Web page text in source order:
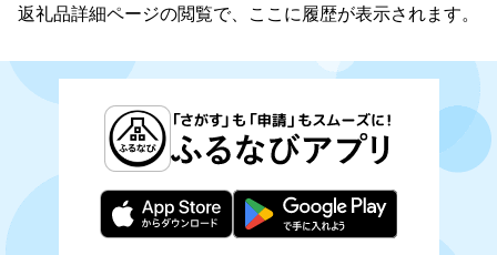
返礼品詳細ページの閲覧で、ここに履歴が表示されます。